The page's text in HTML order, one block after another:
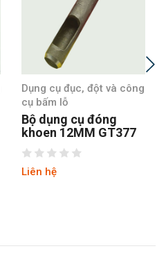
Dụng cụ đục, đột và công
cụ bấm lỗ
Bộ dụng cụ đóng
khoen 12MM GT377
Liên hệ